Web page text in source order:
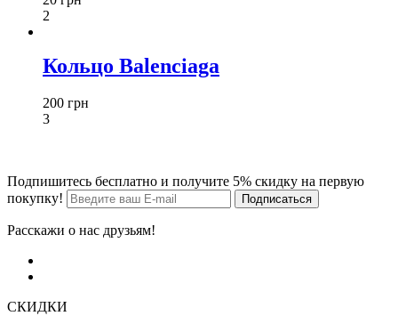
2
Кольцо Balenciaga
200 грн
3
Подпишитесь бесплатно и получите 5% скидку на первую
покупку!
Расскажи о нас друзьям!
СКИДКИ